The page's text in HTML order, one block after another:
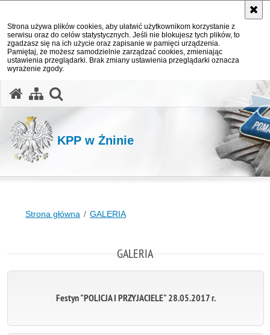
Strona używa plików cookies, aby ułatwić użytkownikom korzystanie z
serwisu oraz do celów statystycznych. Jeśli nie blokujesz tych plików, to
zgadzasz się na ich użycie oraz zapisanie w pamięci urządzenia.
Pamiętaj, że możesz samodzielnie zarządzać cookies, zmieniając
ustawienia przeglądarki. Brak zmiany ustawienia przeglądarki oznacza
wyrażenie zgody.
KPP w Żninie
Strona główna GALERIA
GALERIA
Festyn "POLICJA I PRZYJACIELE" 28.05.2017 r.